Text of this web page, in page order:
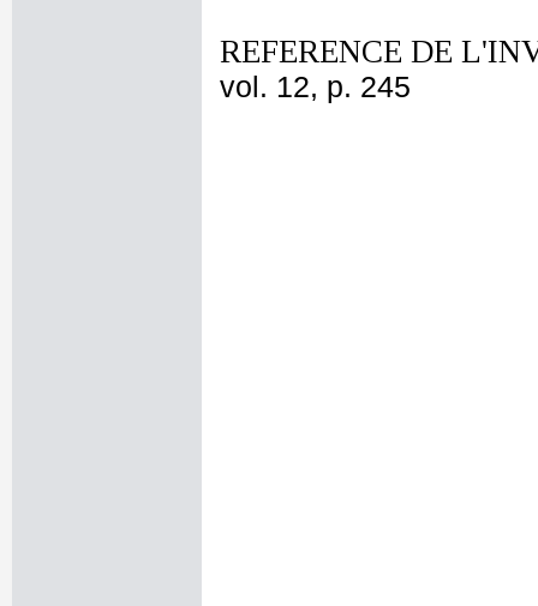
REFERENCE DE
vol. 12, p. 245